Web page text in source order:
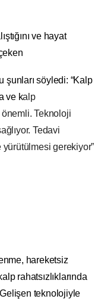
ve hayat
şunları söyledi: “Kalp
ve kalp
önemli. Teknoloji
Tedavi
gerekiyor”
hareketsiz
rahatsızlıklarında
teknolojiyle